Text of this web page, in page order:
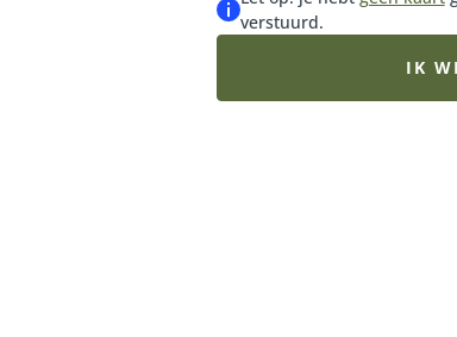
verstuurd.
IK